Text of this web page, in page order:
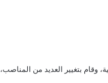
وقد عمل قرابة 47 عامًا في وزارة الداخلية، وقام